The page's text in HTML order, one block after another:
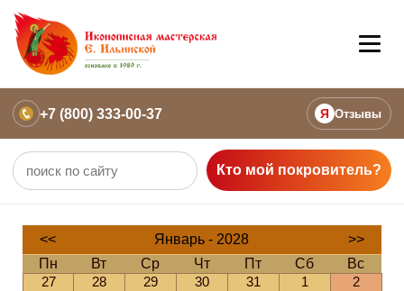
+7 (800) 333-00-37 Я Отзывы
Кто мой покровитель?
<< Январь - 2028
>>
Пн
Вт Ср Чт Пт Сб
Вс
27
28 29 30 31 1
2